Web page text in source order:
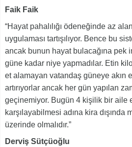
Faik Faik
“Hayat pahalılığı ödeneğinde az
uygulaması tartışılıyor. Bence bu
ancak bunun hayat bulacağına pek
güne kadar niye yapmadılar. Etin
et alamayan vatandaş güneye akın
artırıyorlar ancak her gün yapılan
geçinemiyor. Bugün 4 kişilik bir aile
karşılayabilmesi adına kira dışında
üzerinde olmalıdır.”
Derviş Sütçüoğlu